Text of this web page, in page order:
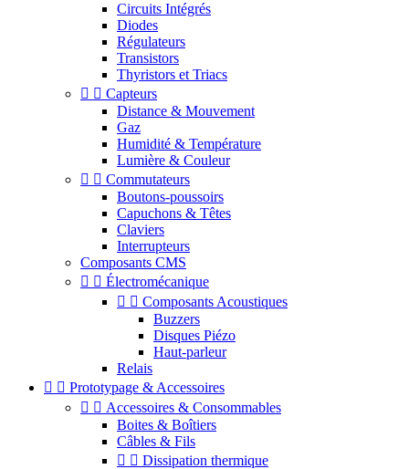
Circuits Intégrés
Diodes
Régulateurs
Transistors
Thyristors et Triacs
  Capteurs
Distance & Mouvement
Gaz
Humidité & Température
Lumière & Couleur
  Commutateurs
Boutons-poussoirs
Capuchons & Têtes
Claviers
Interrupteurs
Composants CMS
  Électromécanique
  Composants Acoustiques
Buzzers
Disques Piézo
Haut-parleur
Relais
  Prototypage & Accessoires
  Accessoires & Consommables
Boites & Boîtiers
Câbles & Fils
  Dissipation thermique